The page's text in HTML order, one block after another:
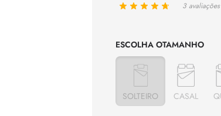
3 avaliações
TAMANHO
SOLTEIRO CASAL